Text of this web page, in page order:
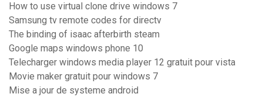
How to use virtual clone drive windows 7
Samsung tv remote codes for directv
The binding of isaac afterbirth steam
Google maps windows phone 10
Telecharger windows media player 12 gratuit pour vista
Movie maker gratuit pour windows 7
Mise a jour de systeme android